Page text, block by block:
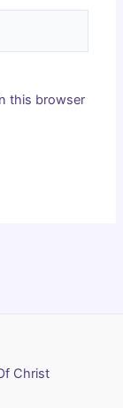
this browser
Christ